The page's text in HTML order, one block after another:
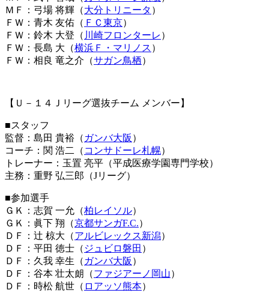
ＭＦ：弓場 将輝（大分トリニータ ）
ＦＷ：青木 友佑（ ＦＣ東京）
ＦＷ：鈴木 大登（ 川崎フロンターレ ）
ＦＷ：長島 大（横浜Ｆ・マリノス ）
ＦＷ：相良 竜之介（サガン鳥栖）
【Ｕ－１４Ｊリーグ選抜チーム メンバー】
■スタッフ
監督：島田 貴裕（ ガンバ大阪 ）
コーチ：関 浩二（ コンサドーレ札幌）
トレーナー：玉置 亮平（平成医療学園専門学校）
主務：重野 弘三郎（Jリーグ）
■参加選手
ＧＫ：志賀 一允（柏レイソル）
ＧＫ：眞下 翔（京都サンガF.C.）
ＤＦ：辻 椋大（アルビレックス新潟）
ＤＦ：平田 徳士（ ジュビロ磐田 ）
ＤＦ：久我 幸生（ ガンバ大阪 ）
ＤＦ：谷本 壮太朗（ファジアーノ岡山）
ＤＦ：時松 航世（ ロアッソ熊本）